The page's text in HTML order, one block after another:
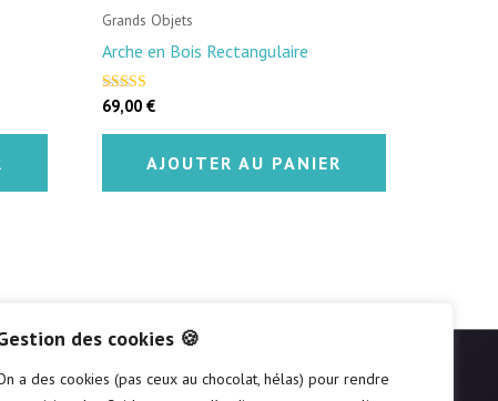
des cookies 🍪
a des cookies (pas ceux au chocolat, hélas) pour rendre
Grands Objets
Arche en Bois Rectangulaire
Note
4.50
sur 5
69,00 €
AJOUTER AU PANIER
SUIVEZ-NOUS